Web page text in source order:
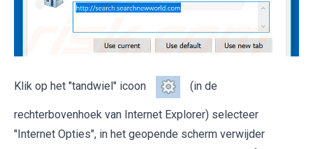
Klik op het "tandwiel" icoon (in de
rechterbovenhoek van Internet Explorer) selecteer
"Internet Opties", in het geopende scherm verwijder